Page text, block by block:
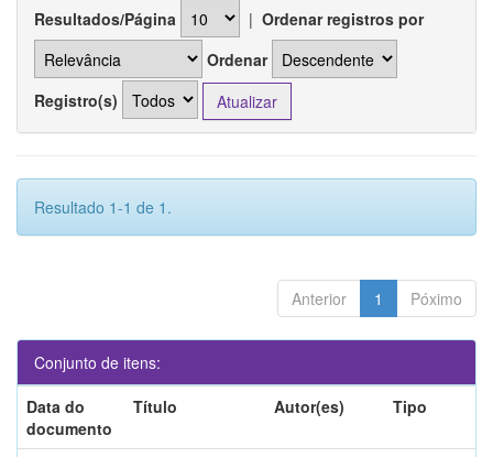
Resultados/Página | Ordenar registros por
Ordenar
Registro(s)
Resultado 1-1 de 1.
Anterior 1 Póximo
Conjunto de itens:
Data do
documento
Título Autor(es) Tipo